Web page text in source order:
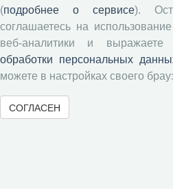
Памятка рецензенту
Форма рецензии
Журналы ВолНЦ РАН
(подробнее о сервисе).
соглашаетесь на
веб-аналитики и
обработки персональных
можете в настройках своего
СОГЛАСЕН